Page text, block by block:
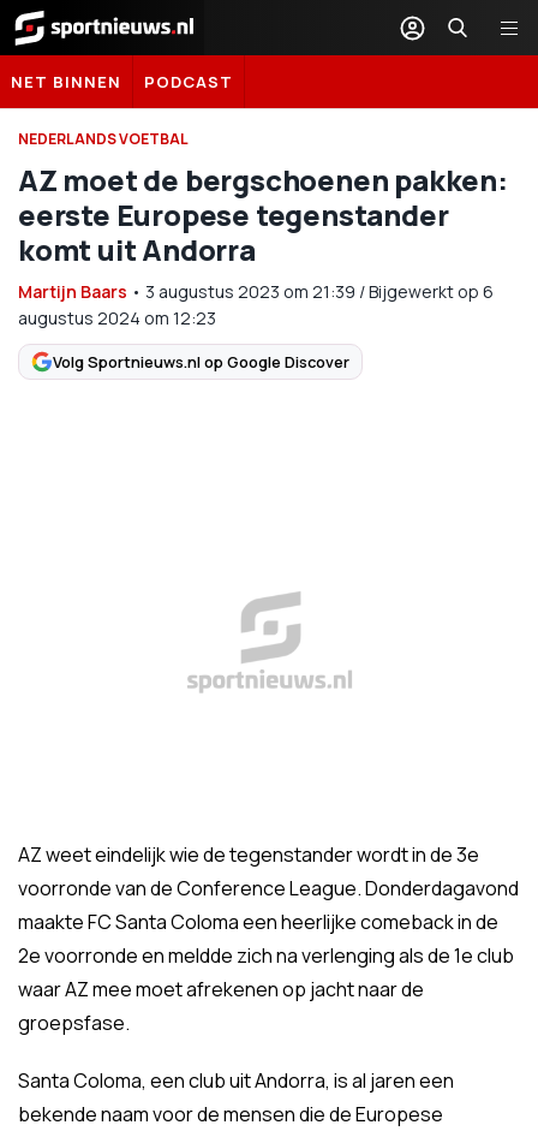
Sportnieuws.nl
NET BINNEN PODCAST
NEDERLANDS VOETBAL
AZ moet de bergschoenen pakken:
eerste Europese tegenstander
komt uit Andorra
Martijn Baars • 3 augustus 2023 om 21:39 /Bijgewerkt op 6
augustus 2024 om 12:23
Volg Sportnieuws.nl op Google Discover
AZ weet eindelijk wie de tegenstander wordt in de 3e
voorronde van de Conference League. Donderdagavond
maakte FC Santa Coloma een heerlijke comeback in de
2e voorronde en meldde zich na verlenging als de 1e club
waar AZ mee moet afrekenen op jacht naar de
groepsfase.
Santa Coloma, een club uit Andorra, is al jaren een
bekende naam voor de mensen die de Europese